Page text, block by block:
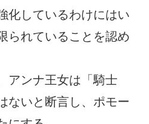
化しているわけにはい
られていることを認め
アンナ王女は「騎士
ないと断言し、ポモー